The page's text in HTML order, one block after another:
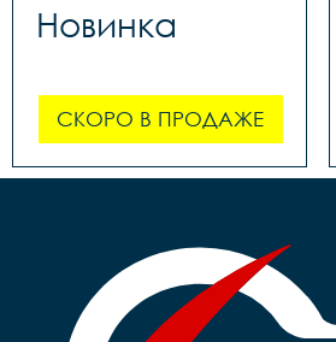
Новинка
СКОРО В ПРОДАЖЕ